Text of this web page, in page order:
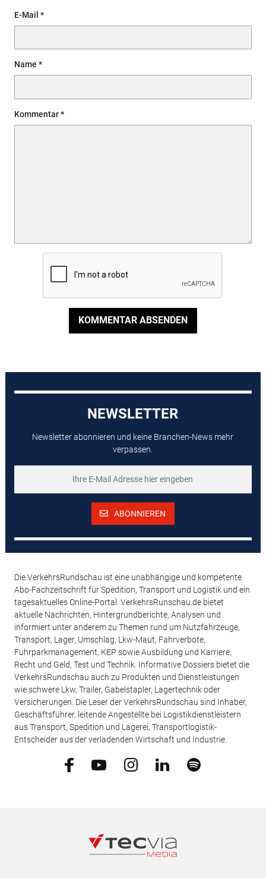
E-Mail
Name
Kommentar
KOMMENTAR ABSENDEN
NEWSLETTER
Newsletter abonnieren und keine Branchen-News mehr
verpassen.
ABONNIEREN
Die VerkehrsRundschau ist eine unabhängige und kompetente
Abo-Fachzeitschrift für Spedition, Transport und Logistik und ein
tagesaktuelles Online-Portal. VerkehrsRunschau.de bietet
aktuelle Nachrichten, Hintergrundberichte, Analysen und
informiert unter anderem zu Themen rund um Nutzfahrzeuge,
Transport, Lager, Umschlag, Lkw-Maut, Fahrverbote,
Fuhrparkmanagement, KEP sowie Ausbildung und Karriere,
Recht und Geld, Test und Technik. Informative Dossiers bietet die
VerkehrsRundschau auch zu Produkten und Dienstleistungen
wie schwere Lkw, Trailer, Gabelstapler, Lagertechnik oder
Versicherungen. Die Leser der VerkehrsRundschau sind Inhaber,
Geschäftsführer, leitende Angestellte bei Logistikdienstleistern
aus Transport, Spedition und Lagerei, Transportlogistik-
Entscheider aus der verladenden Wirtschaft und Industrie.